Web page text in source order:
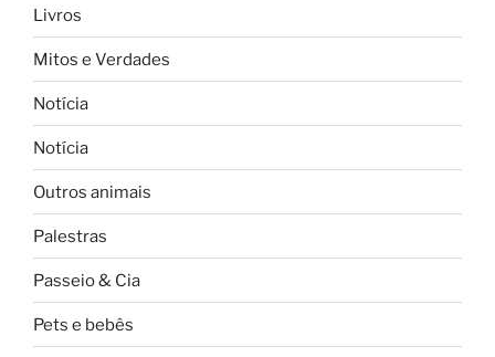
Livros
Mitos e Verdades
Notícia
Notícia
Outros animais
Palestras
Passeio & Cia
Pets e bebês